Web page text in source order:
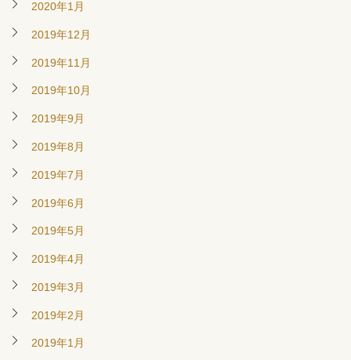
2020年1月
2019年12月
2019年11月
2019年10月
2019年9月
2019年8月
2019年7月
2019年6月
2019年5月
2019年4月
2019年3月
2019年2月
2019年1月